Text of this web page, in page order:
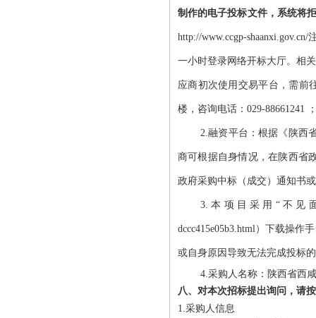
制作的电子投标文件，系统将
http://www.ccgp-
一小时登录网络开标大厅。相
应商初次使用交易平台，需前
楼，咨询电话：029-88661241
2.融资平台：根据《陕西
商可根据自身情况，在陕西省
政府采购中标（成交）通知书
3.本项目采用“不见面开
dccc415e05b3.html）下载操
或自身原因导致无法完成投标
4.采购人名称：陕西省西
八、对本次招标提出询问，请
1.采购人信息